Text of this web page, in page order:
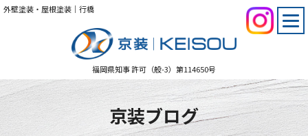
外壁塗装・屋根塗装｜行橋
福岡県知事 許可（般-3）第114650号
京装ブログ